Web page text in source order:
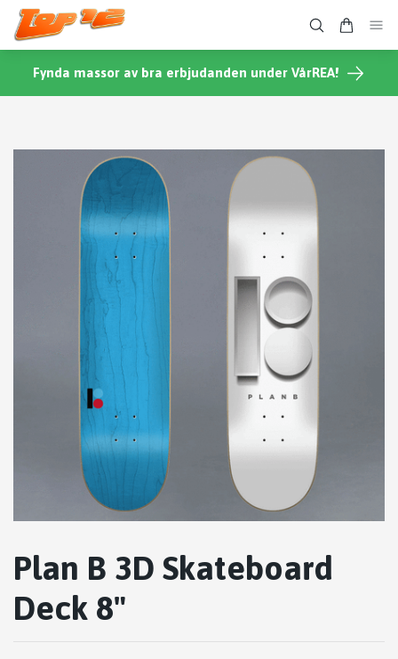
Fynda massor av bra erbjudanden under VårREA!
Plan B 3D Skateboard
Deck 8"